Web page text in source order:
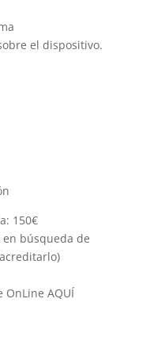
el dispositivo.
150€
en búsqueda de
OnLine AQUÍ